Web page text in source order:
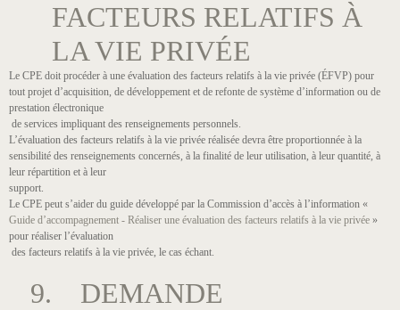
FACTEURS RELATIFS À
LA VIE PRIVÉE
Le CPE doit procéder à une évaluation des facteurs relatifs à la vie privée (ÉFVP) pour
tout projet d’acquisition, de développement et de refonte de système d’information ou de
prestation électronique
de services impliquant des renseignements personnels.
L’évaluation des facteurs relatifs à la vie privée réalisée devra être proportionnée à la
sensibilité des renseignements concernés, à la finalité de leur utilisation, à leur quantité, à
leur répartition et à leur
support.
Le CPE peut s’aider du guide développé par la Commission d’accès à l’information «
Guide d’accompagnement - Réaliser une évaluation des facteurs relatifs à la vie privée »
pour réaliser l’évaluation
des facteurs relatifs à la vie privée, le cas échant.
9. DEMANDE